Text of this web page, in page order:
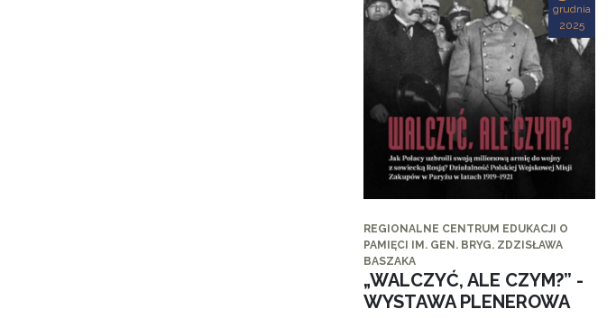
grudnia
2025
REGIONALNE CENTRUM EDUKACJI O
PAMIĘCI IM. GEN. BRYG. ZDZISŁAWA
BASZAKA
„WALCZYĆ, ALE CZYM?” -
WYSTAWA PLENEROWA